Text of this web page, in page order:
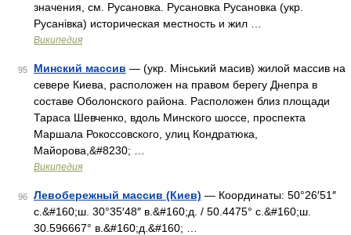
значения, см. Русановка. Русановка Русановка (укр.
Русанівка) историческая местность и жил …
Википедия
95 Минский массив — (укр. Мінський масив) жилой массив на
севере Киева, расположен на правом берегу Днепра в
составе Оболонского района. Расположен близ площади
Тараса Шевченко, вдоль Минского шоссе, проспекта
Маршала Рокоссовского, улиц Кондратюка,
Майорова,&#8230; …
Википедия
96 Левобережный массив (Киев) — Координаты: 50°26′51″
с.&#160;ш. 30°35′48″ в.&#160;д. / 50.4475° с.&#160;ш.
30.596667° в.&#160;д.&#160; …